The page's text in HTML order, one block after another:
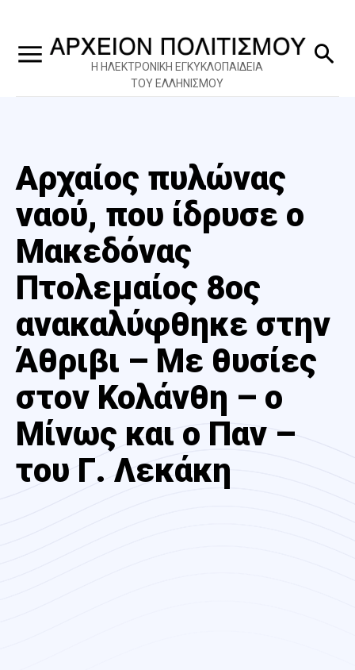
Η ΗΛΕΚΤΡΟΝΙΚΗ ΕΓΚΥΚΛΟΠΑΙΔΕΙΑ
ΤΟΥ ΕΛΛΗΝΙΣΜΟΥ
Αρχαίος πυλώνας
ναού, που ίδρυσε ο
Μακεδόνας
Πτολεμαίος 8ος
ανακαλύφθηκε στην
Άθριβι – Με θυσίες
στον Κολάνθη – ο
Μίνως και ο Παν –
του Γ. Λεκάκη